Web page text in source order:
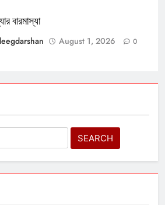
বারমাস্যা
August 1, 2026 0